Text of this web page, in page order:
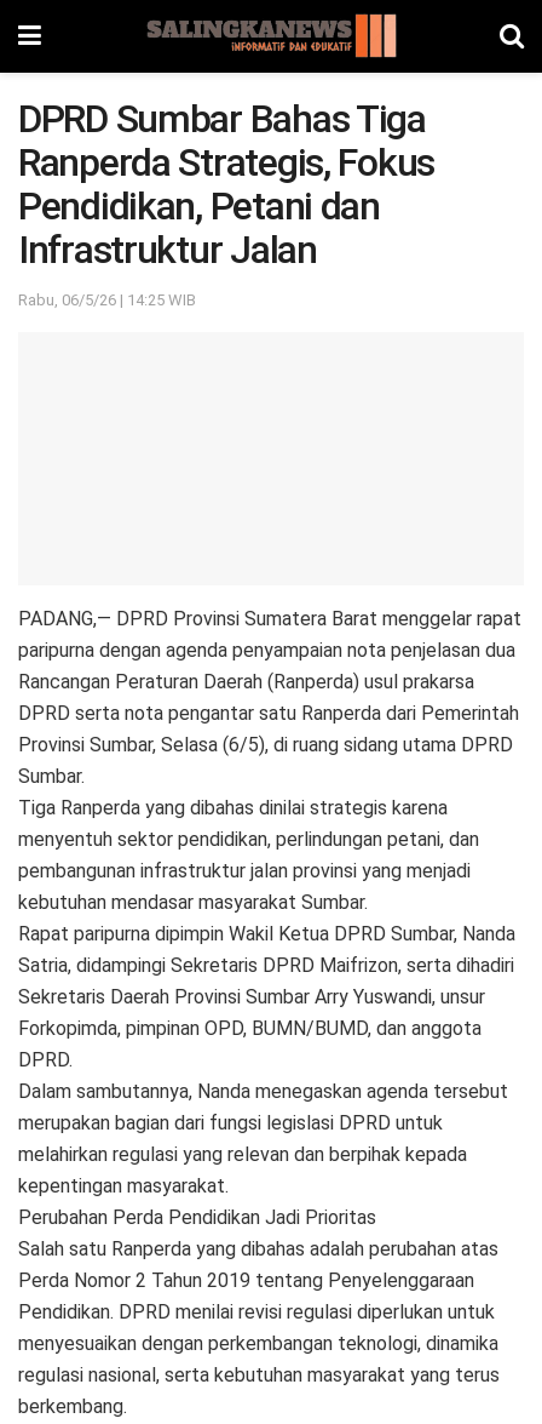
DPRD Sumbar Bahas Tiga
Ranperda Strategis, Fokus
Pendidikan, Petani dan
Infrastruktur Jalan
Rabu, 06/5/26 | 14:25 WIB
PADANG,— DPRD Provinsi Sumatera Barat menggelar rapat
paripurna dengan agenda penyampaian nota penjelasan dua
Rancangan Peraturan Daerah (Ranperda) usul prakarsa
DPRD serta nota pengantar satu Ranperda dari Pemerintah
Provinsi Sumbar, Selasa (6/5), di ruang sidang utama DPRD
Sumbar.
Tiga Ranperda yang dibahas dinilai strategis karena
menyentuh sektor pendidikan, perlindungan petani, dan
pembangunan infrastruktur jalan provinsi yang menjadi
kebutuhan mendasar masyarakat Sumbar.
Rapat paripurna dipimpin Wakil Ketua DPRD Sumbar, Nanda
Satria, didampingi Sekretaris DPRD Maifrizon, serta dihadiri
Sekretaris Daerah Provinsi Sumbar Arry Yuswandi, unsur
Forkopimda, pimpinan OPD, BUMN/BUMD, dan anggota
DPRD.
Dalam sambutannya, Nanda menegaskan agenda tersebut
merupakan bagian dari fungsi legislasi DPRD untuk
melahirkan regulasi yang relevan dan berpihak kepada
kepentingan masyarakat.
Perubahan Perda Pendidikan Jadi Prioritas
Salah satu Ranperda yang dibahas adalah perubahan atas
Perda Nomor 2 Tahun 2019 tentang Penyelenggaraan
Pendidikan. DPRD menilai revisi regulasi diperlukan untuk
menyesuaikan dengan perkembangan teknologi, dinamika
regulasi nasional, serta kebutuhan masyarakat yang terus
berkembang.